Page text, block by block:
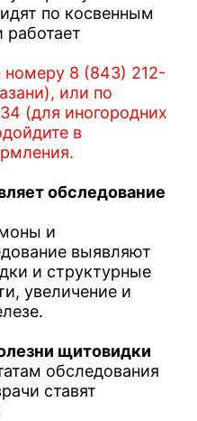
по косвенным
номеру 8 (843) 212-
или по
(для иногородних
в
обследование
и
выявляют
и структурные
увеличение и
щитовидки
обследования
ставят